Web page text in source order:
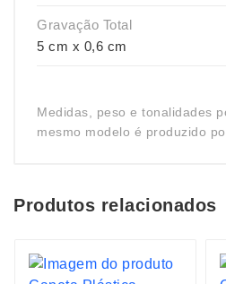
Gravação Total
5 cm x 0,6 cm
Medidas, peso e tonalidades
mesmo modelo é produzido
Produtos relacionados